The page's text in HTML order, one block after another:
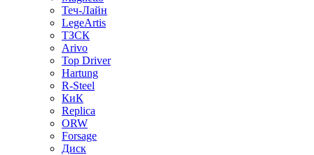
Теч-Лайн
LegeArtis
ТЗСК
Arivo
Top Driver
Hartung
R-Steel
КиК
Replica
ORW
Forsage
Диск